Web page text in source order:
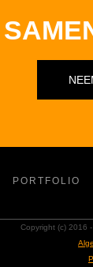
PORTFOLIO
Copyright (c) 2016 -